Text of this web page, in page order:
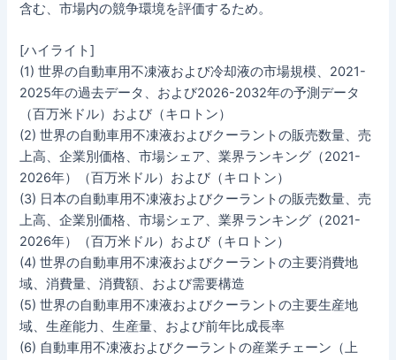
含む、市場内の競争環境を評価するため。
[ハイライト]
(1) 世界の自動車用不凍液および冷却液の市場規模、2021-
2025年の過去データ、および2026-2032年の予測データ
（百万米ドル）および（キロトン）
(2) 世界の自動車用不凍液およびクーラントの販売数量、売
上高、企業別価格、市場シェア、業界ランキング（2021-
2026年）（百万米ドル）および（キロトン）
(3) 日本の自動車用不凍液およびクーラントの販売数量、売
上高、企業別価格、市場シェア、業界ランキング（2021-
2026年）（百万米ドル）および（キロトン）
(4) 世界の自動車用不凍液およびクーラントの主要消費地
域、消費量、消費額、および需要構造
(5) 世界の自動車用不凍液およびクーラントの主要生産地
域、生産能力、生産量、および前年比成長率
(6) 自動車用不凍液およびクーラントの産業チェーン（上